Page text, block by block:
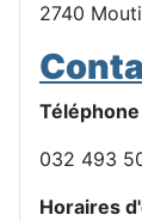
2740
Téléphone
032 493
Horaires